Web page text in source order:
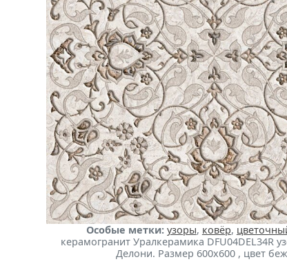
Особые метки: узоры, ковёр,
керамогранит Уралкерамика DFU04DEL34R
Делони. Размер 600x600 , цвет